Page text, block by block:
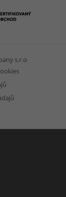
s.r.o